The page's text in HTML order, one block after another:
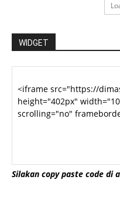
WIDGET
Silakan copy paste code di